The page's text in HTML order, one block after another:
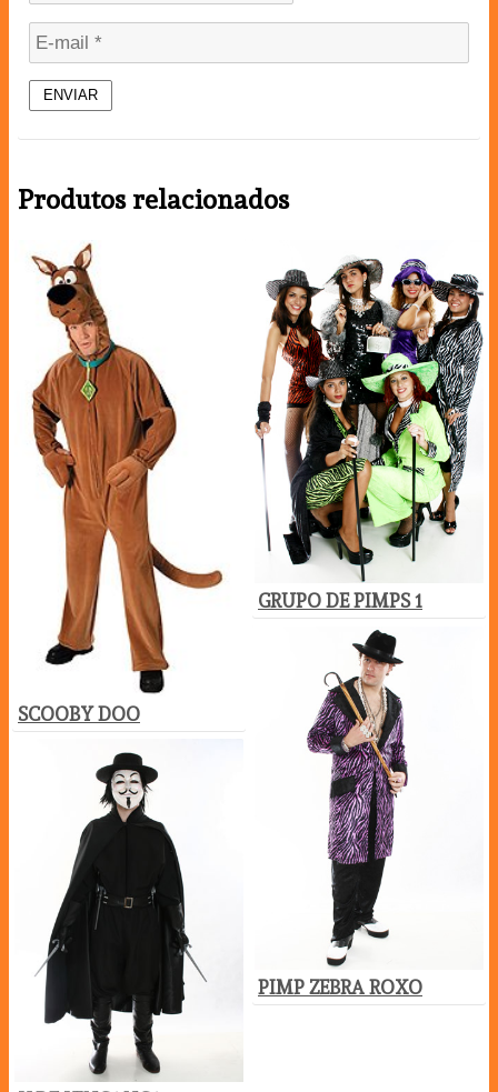
Produtos relacionados
SCOOBY DOO
GRUPO DE PIMPS 1
PIMP ZEBRA ROXO